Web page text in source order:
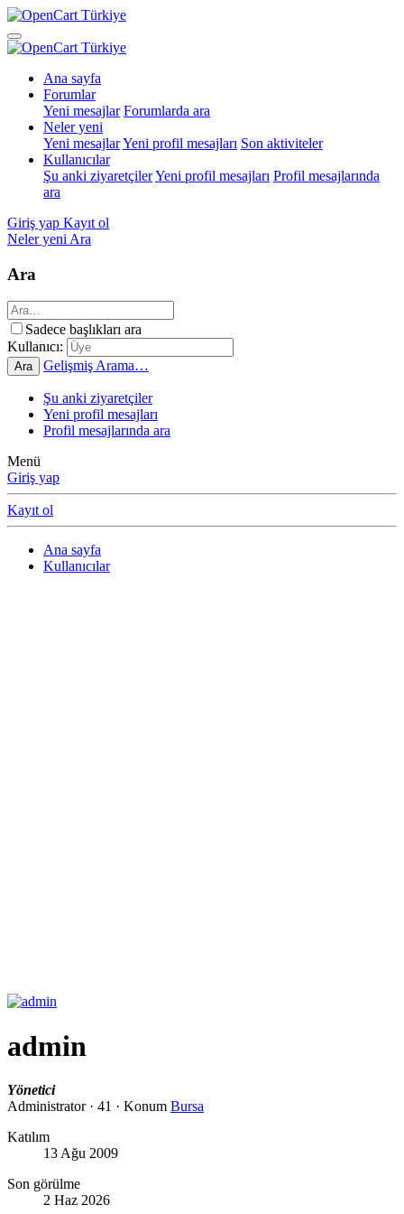
Ana sayfa
Forumlar
Yeni mesajlar Forumlarda ara
Neler yeni
Yeni mesajlarYeni profil mesajları Son aktiviteler
Kullanıcılar
Şu anki ziyaretçilerYeni profil mesajları Profil mesajlarında
ara
Giriş yap Kayıt ol
Neler yeni Ara
Ara
Sadece başlıkları ara
Kullanıcı:
Ara Gelişmiş Arama…
Şu anki ziyaretçiler
Yeni profil mesajları
Profil mesajlarında ara
Menü
Giriş yap
Kayıt ol
Ana sayfa
Kullanıcılar
admin
Yönetici
Administrator · 41 · Konum Bursa
Katılım
13 Ağu 2009
Son görülme
2 Haz 2026